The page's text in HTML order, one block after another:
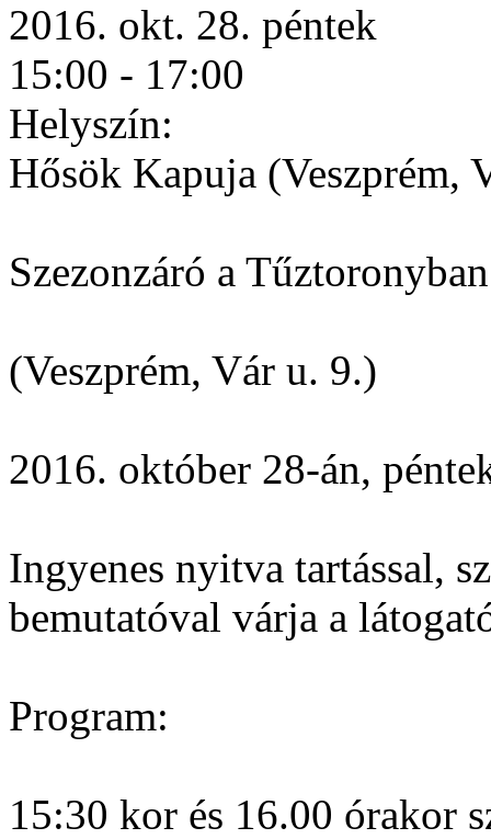
2016. okt. 28. péntek
15:00 - 17:00
Helyszín:
Hősök Kapuja (Veszprém,
Szezonzáró a Tűztoronyban
(Veszprém, Vár u. 9.)
2016. október 28-án,
Ingyenes nyitva tartással,
bemutatóval várja a
Program:
15:30 kor és 16.00 órakor